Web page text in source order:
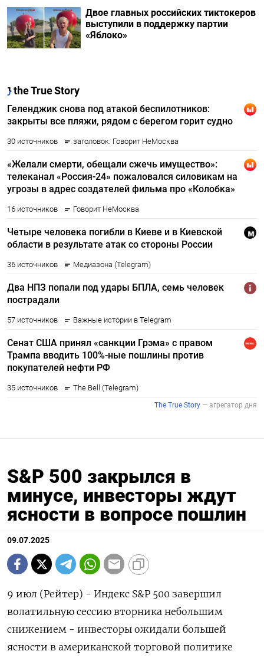
Двое главных российских тиктокеров
выступили в поддержку партии
«Яблоко»
S&P 500 закрылся в
минусе, инвесторы ждут
ясности в вопросе пошлин
09.07.2025
9 июл (Рейтер) - Индекс S&P 500 завершил
волатильную сессию вторника небольшим
снижением - инвесторы ожидали большей
ясности в американской торговой политике